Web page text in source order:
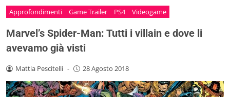
Approfondimenti Game Trailer PS4 Videogame
Marvel’s Spider-Man: Tutti i villain e dove li
avevamo già visti
Mattia Pescitelli - 28 Agosto 2018